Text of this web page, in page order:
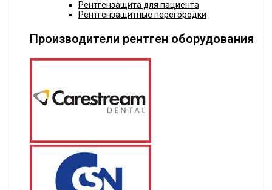
Рентгензащита для пациента
Рентгензащитные перегородки
Производители рентген оборудования